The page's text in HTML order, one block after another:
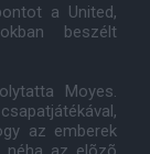
a United,
beszélt
Moyes.
az emberek